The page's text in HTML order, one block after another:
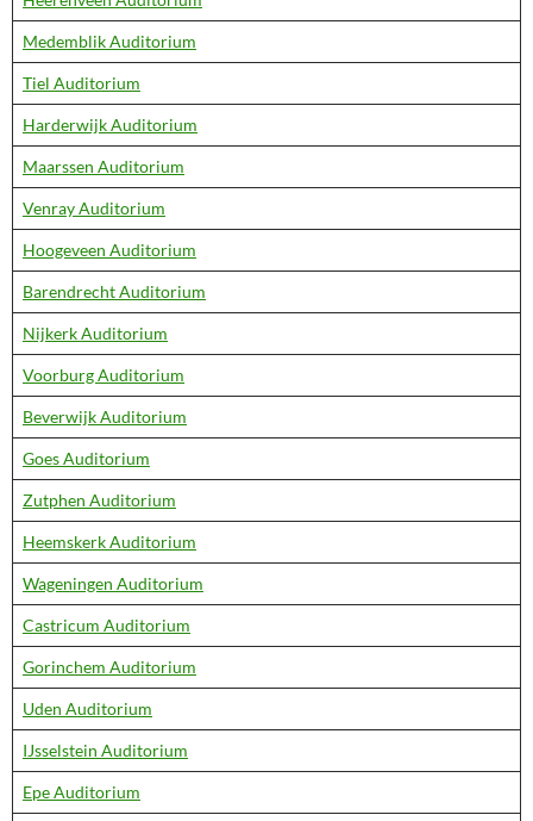
Medemblik Auditorium
Tiel Auditorium
Harderwijk Auditorium
Maarssen Auditorium
Venray Auditorium
Hoogeveen Auditorium
Barendrecht Auditorium
Nijkerk Auditorium
Voorburg Auditorium
Beverwijk Auditorium
Goes Auditorium
Zutphen Auditorium
Heemskerk Auditorium
Wageningen Auditorium
Castricum Auditorium
Gorinchem Auditorium
Uden Auditorium
IJsselstein Auditorium
Epe Auditorium